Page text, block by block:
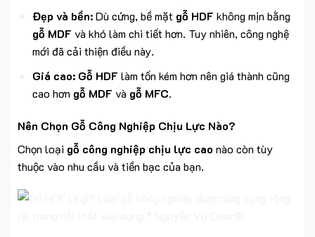
Đẹp và bền:Dù cứng, bề mặt gỗ HDF không mịn bằng
gỗ MDF và khó làm chi tiết hơn. Tuy nhiên, công nghệ
mới đã cải thiện điều này.
Giá cao: Gỗ HDF làm tốn kém hơn nên giá thành cũng
cao hơn gỗ MDF và gỗ MFC.
Nên Chọn Gỗ Công Nghiệp Chịu Lực Nào?
Chọn loại gỗ công nghiệp chịu lực cao nào còn tùy
thuộc vào nhu cầu và tiền bạc của bạn.